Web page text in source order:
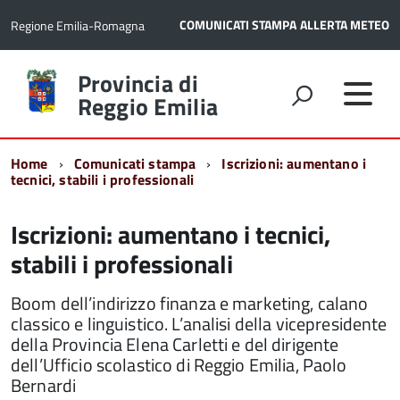
Regione Emilia-Romagna COMUNICATI STAMPAALLERTA METEO
Torna
alla
home
Provincia di
Reggio Emilia
Home Comunicati stampa Iscrizioni: aumentano i
tecnici, stabili i professionali
Iscrizioni: aumentano i tecnici,
stabili i professionali
Boom dell’indirizzo finanza e marketing, calano
classico e linguistico. L’analisi della vicepresidente
della Provincia Elena Carletti e del dirigente
dell’Ufficio scolastico di Reggio Emilia, Paolo
Bernardi